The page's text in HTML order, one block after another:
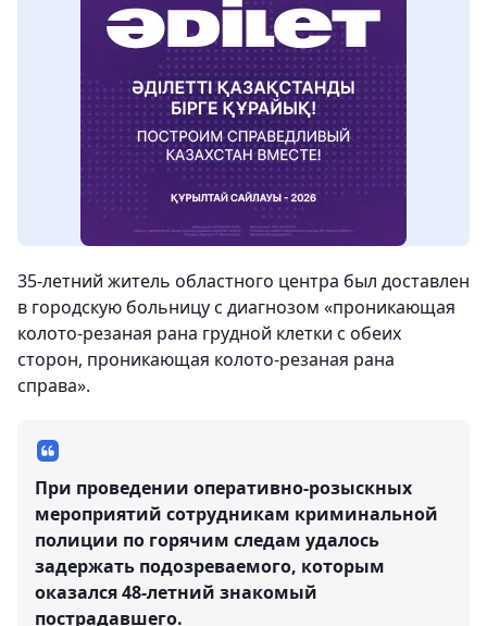
35-летний житель областного центра был доставлен
в городскую больницу с диагнозом «проникающая
колото-резаная рана грудной клетки с обеих
сторон, проникающая колото-резаная рана
справа».
При проведении оперативно-розыскных
мероприятий сотрудникам криминальной
полиции по горячим следам удалось
задержать подозреваемого, которым
оказался 48-летний знакомый
пострадавшего.